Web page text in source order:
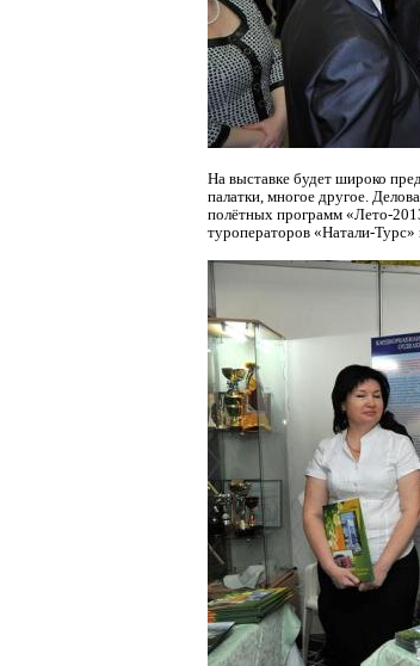
На выставке будет широко
палатки, многое другое.
полётных программ «Лето-
туроператоров «Натали-Турс»